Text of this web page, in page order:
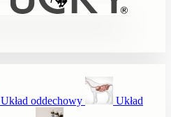
Układ oddechowy Układ